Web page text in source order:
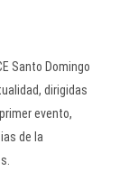
Santo Domingo
dirigidas
evento,
de la